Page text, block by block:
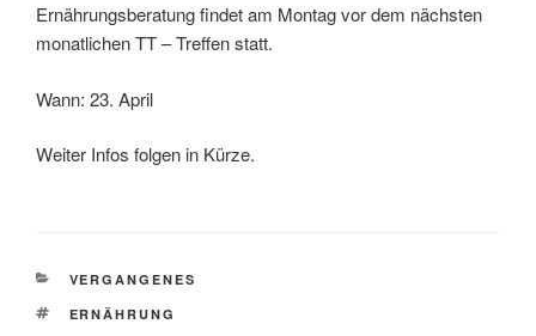
Ernährungsberatung findet am Montag vor dem nächsten
monatlichen TT – Treffen statt.
Wann: 23. April
Weiter Infos folgen in Kürze.
KATEGORIEN
VERGANGENES
SCHLAGWÖRTER
ERNÄHRUNG